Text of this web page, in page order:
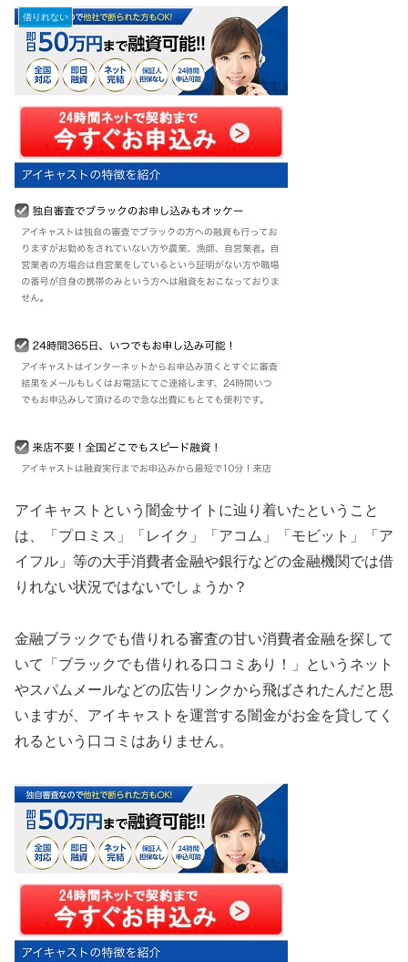
借りれない
アイキャストという闇金サイトに辿り着いたということ
は、「プロミス」「レイク」「アコム」「モビット」「ア
イフル」等の大手消費者金融や銀行などの金融機関では借
りれない状況ではないでしょうか？
金融ブラックでも借りれる審査の甘い消費者金融を探して
いて「ブラックでも借りれる口コミあり！」というネット
やスパムメールなどの広告リンクから飛ばされたんだと思
いますが、アイキャストを運営する闇金がお金を貸してく
れるという口コミはありません。